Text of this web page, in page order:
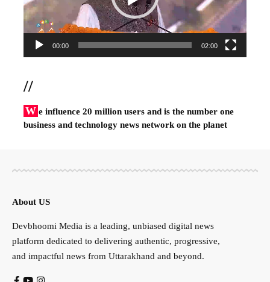
00:00 02:00
//
W e influence 20 million users and is the number one
business and technology news network on the planet
About US
Devbhoomi Media is a leading, unbiased digital news
platform dedicated to delivering authentic, progressive,
and impactful news from Uttarakhand and beyond.